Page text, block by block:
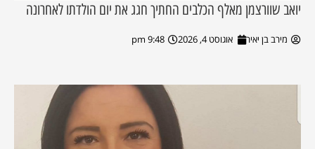
יואב שוורצמן מאלף הכלבים החתיך חגג את יום הולדתו לאחרונה
מירב בן יאיר אוגוסט 4, 2026 9:48 pm